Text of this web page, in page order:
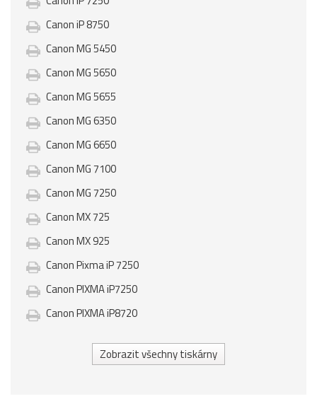
Canon iP 8750
Canon MG 5450
Canon MG 5650
Canon MG 5655
Canon MG 6350
Canon MG 6650
Canon MG 7100
Canon MG 7250
Canon MX 725
Canon MX 925
Canon Pixma iP 7250
Canon PIXMA iP7250
Canon PIXMA iP8720
Zobrazit všechny tiskárny